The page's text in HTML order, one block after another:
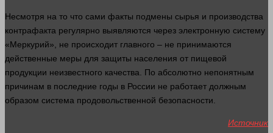
Несмотря на то что сами факты подмены сырья и производства
контрафакта регулярно выявляются через электронную систему
«Меркурий», не происходит главного – не принимаются
действенные меры для защиты населения от пищевой
продукции неизвестного качества. По абсолютно непонятным
причинам в последние годы в России не работает должным
образом система продовольственной безопасности.
Источник